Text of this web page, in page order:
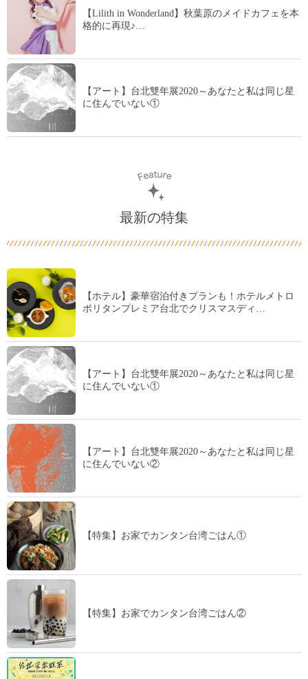
【Lilith in Wonderland】秋葉原のメイドカフェを本
格的に再現♪…
【アート】台北雙年展2020～あなたと私は同じ星
に住んでいない①
最新の特集
【ホテル】豪華宿泊付きプランも！ホテルメトロ
ポリタンプレミア台北でクリスマスディ…
【アート】台北雙年展2020～あなたと私は同じ星
に住んでいない①
【アート】台北雙年展2020～あなたと私は同じ星
に住んでいない②
【特集】お家でカンタン台湾ごはん①
【特集】お家でカンタン台湾ごはん②